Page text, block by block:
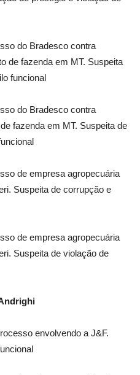
do Bradesco contra
de fazenda em MT. Suspeita
funcional
do Bradesco contra
fazenda em MT. Suspeita de
de empresa agropecuária
Suspeita de corrupção e
de empresa agropecuária
Suspeita de violação de
envolvendo a J&F.